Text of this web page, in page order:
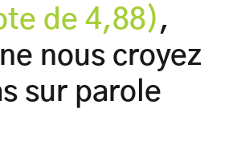
de 4,88),
nous croyez
sur parole